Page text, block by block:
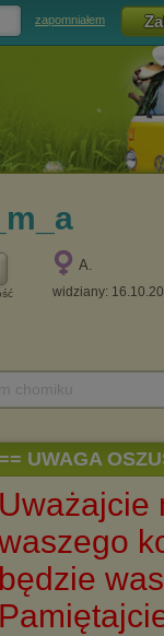
zapomniałem
A.
widziany:
UWAGA
Uważajcie
będzie